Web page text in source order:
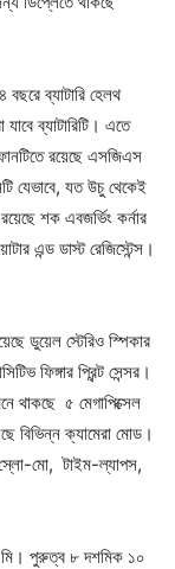
বছরে ব্যাটারি হেলথ
ব্যাটারিটি। এতে
রয়েছে এসজিএস
যেভাবে, যত উচু থেকেই
শক এবজর্ভিং কর্নার
এন্ড ডাস্ট রেজিস্টেন্স।
ডুয়েল স্টেরিও স্পিকার
ফিঙ্গার প্রিন্ট সেন্সর।
থাকছে ৫ মেগাপিক্সেল
বিভিন্ন ক্যামেরা মোড।
স্লো-মো, টাইম-ল্যাপস,
মি। পুরুত্ব ৮ দশমিক ১০